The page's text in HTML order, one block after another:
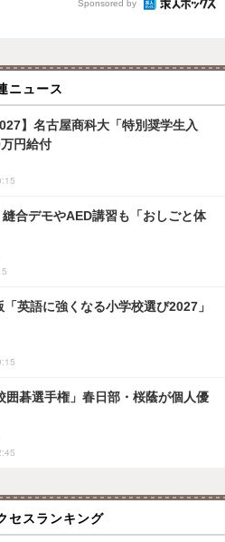
Sponsored by
ニュース
】名古屋商科大「特別奨学生入
円給付
合デモやAED講習も「おしごと体
英語に強くなる小学校選び2027」
囲碁選手権」春日部・桜蔭が個人優
セスランキング